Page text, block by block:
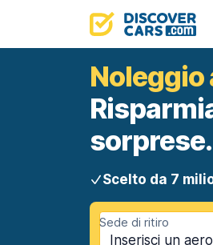
Noleggio
sorprese.
Scelto da 7
Sede di ritiro